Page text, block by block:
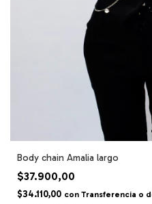
Body chain Amalia largo
$37.900,00
$34.110,00 con Transferencia o